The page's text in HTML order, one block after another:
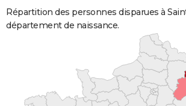
Répartition des personnes disparues à
département de naissance.